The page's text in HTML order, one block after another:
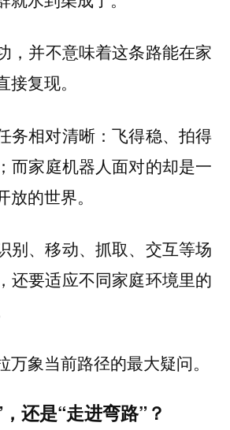
， 并不意味着这条路能在家
接复现。
务相对清晰：飞得稳、拍得
而家庭机器人面对的却是一
的世界。
别、移动、抓取、交互等场
还要适应不同家庭环境里的
万象当前路径的最大疑问。
还是“走进弯路”？